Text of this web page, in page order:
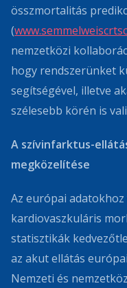
összmortalitás
(
nemzetközi
hogy rendszerünket
segítségével, illetve
szélesebb körén is
A szívinfarktus-
megközelítése
Az európai
kardiovaszkuláris
statisztikák
az akut ellátás
Nemzeti és